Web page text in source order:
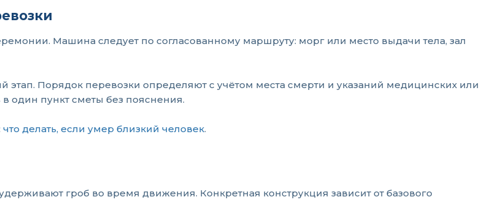
Машина следует по согласованному маршруту: морг или место выдачи тела, зал
Порядок перевозки определяют с учётом места смерти и указаний медицинских или
один пункт сметы без пояснения.
что делать, если умер близкий человек.
гроб во время движения. Конкретная конструкция зависит от базового